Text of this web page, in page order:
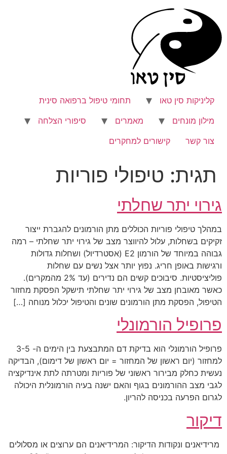
לתוכן
קליניקות סין טאו
תחומי טיפול ברפואה סינית
מילון מונחים
מאמרים
סיפורי הצלחה
צור קשר
קישורים למחקרים
תגית: טיפולי פוריות
גירוי יתר שחלתי
במהלך טיפולי פוריות הכוללים מתן הורמונים להגברת ייצור
זקיקים בשחלות, עלול להיווצר מצב של גירוי יתר שחלתי – רמה
גבוהה במיוחד של הורמון E2 (אסטרדיול) ושחלות גדולות
ורגישות באופן חריג. נפוץ יותר אצל נשים עם שחלות
פוליציסטיות. סיבוכים קשים הם נדירים (עד 2% מהמקרים).
כאשר מאובחן מצב של גירוי יתר שחלתי תישקל הפסקת מחזור
הטיפול, הפסקת מתן הורמונים שונים והטיפול יכלול מנוחה […]
פרופיל הורמונלי
פרופיל הורמונלי הוא בדיקת דם המתבצעת בין הימים ה- 3-5
למחזור (יום ראשון של המחזור = יום ראשון של דימום), הבדיקה
נעשית כחלק מבירור ראשוני של פוריות ומטרתה לתת אינדיקציה
לגבי מצב ההורמונים בגוף והאם ישנה בעיה הורמונלית היכולה
לגרום הפרעה בכניסה להריון.
דיקור
מרידיאנים ונקודות הדיקור: המרידיאנים הם ערוצים או מסלולים